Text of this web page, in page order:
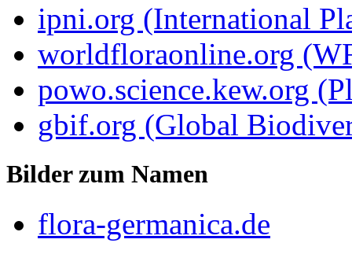
ipni.org (International
worldfloraonline.org
powo.science.kew.org
gbif.org (Global
Bilder zum Namen
flora-germanica.de